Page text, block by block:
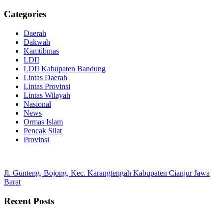
Categories
Daerah
Dakwah
Kamtibmas
LDII
LDII Kabupaten Bandung
Lintas Daerah
Lintas Provinsi
Lintas Wilayah
Nasional
News
Ormas Islam
Pencak Silat
Provinsi
Jl. Gunteng, Bojong, Kec. Karangtengah Kabupaten Cianjur Jawa
Barat
Recent Posts